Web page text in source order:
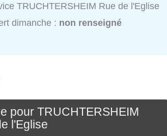
TRUCHTERSHEIM Rue de l'Eglise
dimanche : non renseigné
pour TRUCHTERSHEIM
l'Eglise